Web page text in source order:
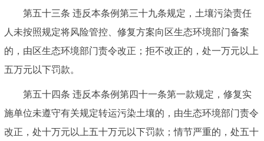
第五十三条 违反本条例第三十九条规定，土壤污染责任
人未按照规定将风险管控、修复方案向区生态环境部门备案
的，由区生态环境部门责令改正；拒不改正的，处一万元以上
五万元以下罚款。
第五十四条 违反本条例第四十一条第一款规定，修复实
施单位未遵守有关规定转运污染土壤的，由生态环境部门责令
改正，处十万元以上五十万元以下罚款；情节严重的，处五十